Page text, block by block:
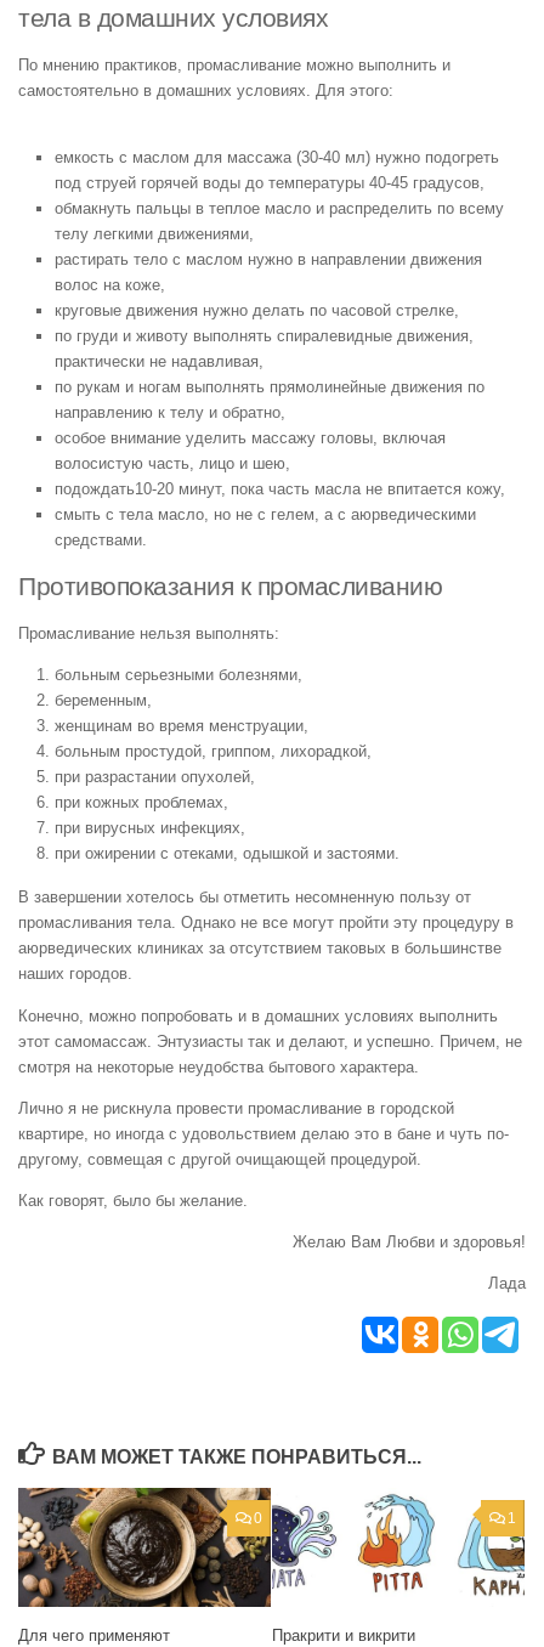
тела в домашних условиях
По мнению практиков, промасливание можно выполнить и
самостоятельно в домашних условиях. Для этого:
емкость с маслом для массажа (30-40 мл) нужно подогреть
под струей горячей воды до температуры 40-45 градусов,
обмакнуть пальцы в теплое масло и распределить по всему
телу легкими движениями,
растирать тело с маслом нужно в направлении движения
волос на коже,
круговые движения нужно делать по часовой стрелке,
по груди и животу выполнять спиралевидные движения,
практически не надавливая,
по рукам и ногам выполнять прямолинейные движения по
направлению к телу и обратно,
особое внимание уделить массажу головы, включая
волосистую часть, лицо и шею,
подождать10-20 минут, пока часть масла не впитается кожу,
смыть с тела масло, но не с гелем, а с аюрведическими
средствами.
Противопоказания к промасливанию
Промасливание нельзя выполнять:
больным серьезными болезнями,
беременным,
женщинам во время менструации,
больным простудой, гриппом, лихорадкой,
при разрастании опухолей,
при кожных проблемах,
при вирусных инфекциях,
при ожирении с отеками, одышкой и застоями.
В завершении хотелось бы отметить несомненную пользу от
промасливания тела. Однако не все могут пройти эту процедуру в
аюрведических клиниках за отсутствием таковых в большинстве
наших городов.
Конечно, можно попробовать и в домашних условиях выполнить
этот самомассаж. Энтузиасты так и делают, и успешно. Причем, не
смотря на некоторые неудобства бытового характера.
Лично я не рискнула провести промасливание в городской
квартире, но иногда с удовольствием делаю это в бане и чуть по-
другому, совмещая с другой очищающей процедурой.
Как говорят, было бы желание.
Желаю Вам Любви и здоровья!
Лада
ВАМ МОЖЕТ ТАКЖЕ ПОНРАВИТЬСЯ...
0
Для чего применяют
1
Пракрити и викрити